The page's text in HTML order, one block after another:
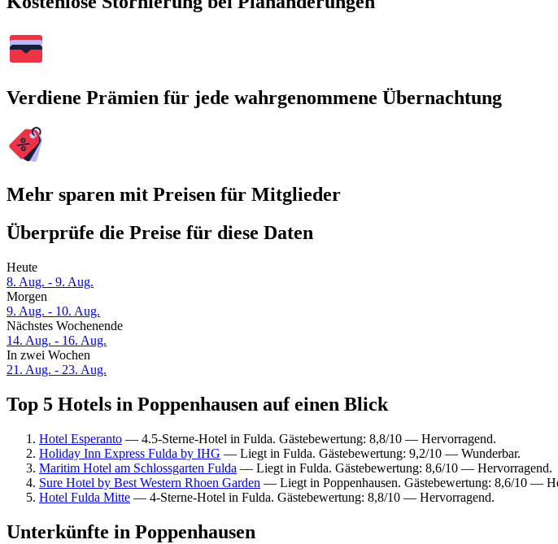
Verdiene Prämien für jede wahrgenommene Übernachtung
Mehr sparen mit Preisen für Mitglieder
Überprüfe die Preise für diese Daten
Heute
8. Aug. - 9. Aug.
Morgen
9. Aug. - 10. Aug.
Nächstes Wochenende
14. Aug. - 16. Aug.
In zwei Wochen
21. Aug. - 23. Aug.
Top 5 Hotels in Poppenhausen auf einen Blick
Hotel Esperanto — 4.5-Sterne-Hotel in Fulda. Gästebewertung: 8,8/10 — Hervorragend.
Holiday Inn Express Fulda by IHG — Liegt in Fulda. Gästebewertung: 9,2/10 — Wunderbar.
Maritim Hotel am Schlossgarten Fulda — Liegt in Fulda. Gästebewertung: 8,6/10 — Hervorragend.
Sure Hotel by Best Western Rhoen Garden — Liegt in Poppenhausen. Gästebewertung: 8,6/10 —
Hotel Fulda Mitte — 4-Sterne-Hotel in Fulda. Gästebewertung: 8,8/10 — Hervorragend.
Unterkünfte in Poppenhausen